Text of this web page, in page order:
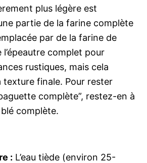
plus légère est
partie de la farine complète
par de la farine de
l’épeautre complet pour
rustiques, mais cela
texture finale. Pour rester
complète”, restez-en à
complète.
: L’eau tiède (environ 25-